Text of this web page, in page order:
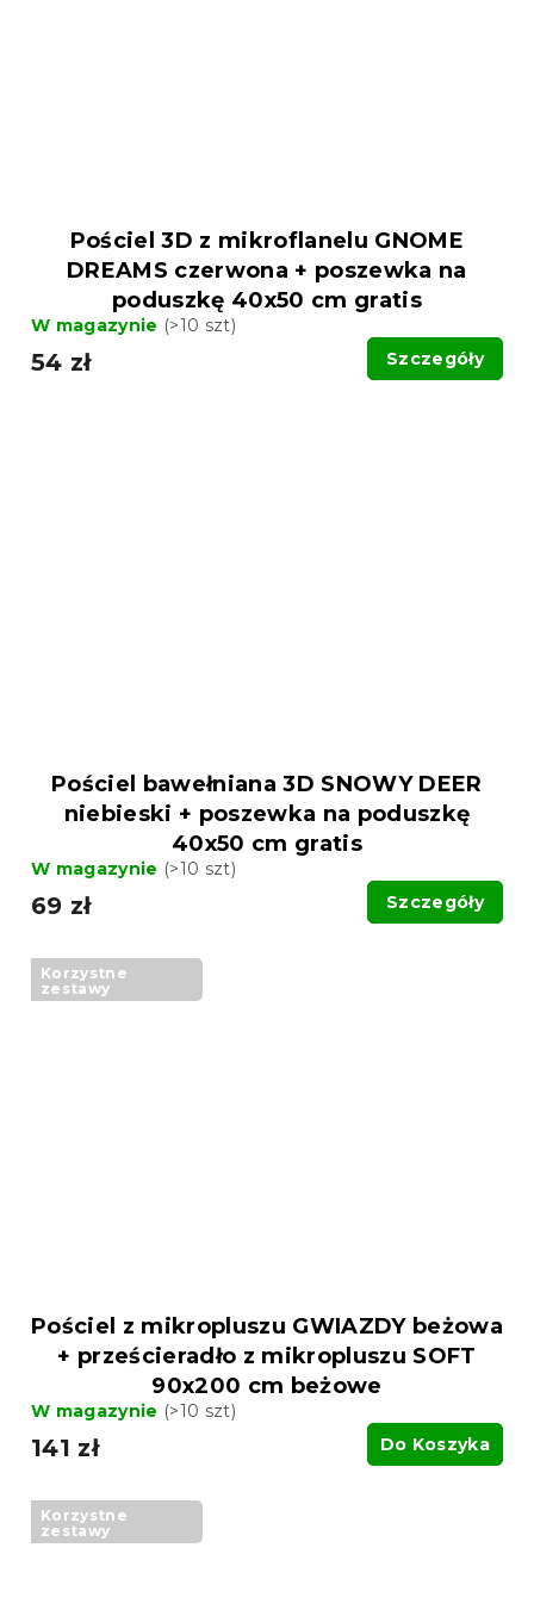
Pościel 3D z mikroflanelu GNOME
DREAMS czerwona + poszewka na
poduszkę 40x50 cm gratis
W magazynie (>10 szt)
54 zł Szczegóły
Pościel bawełniana 3D SNOWY DEER
niebieski + poszewka na poduszkę
40x50 cm gratis
W magazynie (>10 szt)
69 zł Szczegóły
Korzystne
zestawy
Pościel z mikropluszu GWIAZDY beżowa
+ prześcieradło z mikropluszu SOFT
90x200 cm beżowe
W magazynie (>10 szt)
141 zł Do Koszyka
Korzystne
zestawy